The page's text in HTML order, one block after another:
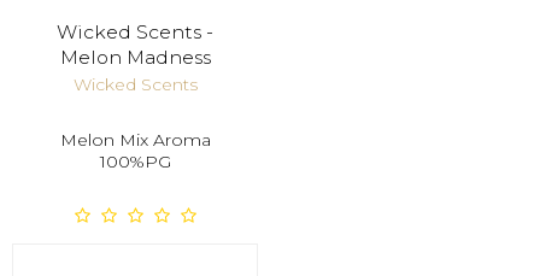
Wicked Scents -
Melon Madness
Wicked Scents
Melon Mix Aroma
100%PG